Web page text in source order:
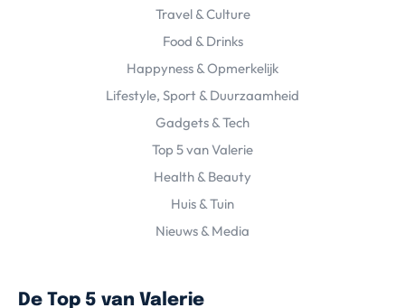
Travel & Culture
Food & Drinks
Happyness & Opmerkelijk
Lifestyle, Sport & Duurzaamheid
Gadgets & Tech
Top 5 van Valerie
Health & Beauty
Huis & Tuin
Nieuws & Media
De Top 5 van Valerie